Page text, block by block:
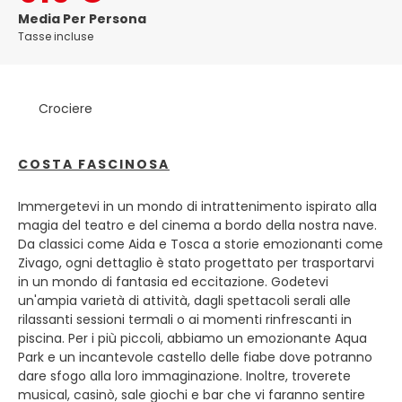
Media Per Persona
Tasse incluse
Crociere
COSTA FASCINOSA
Immergetevi in un mondo di intrattenimento ispirato alla
magia del teatro e del cinema a bordo della nostra nave.
Da classici come Aida e Tosca a storie emozionanti come
Zivago, ogni dettaglio è stato progettato per trasportarvi
in un mondo di fantasia ed eccitazione. Godetevi
un'ampia varietà di attività, dagli spettacoli serali alle
rilassanti sessioni termali o ai momenti rinfrescanti in
piscina. Per i più piccoli, abbiamo un emozionante Aqua
Park e un incantevole castello delle fiabe dove potranno
dare sfogo alla loro immaginazione. Inoltre, troverete
musical, casinò, sale giochi e bar che vi faranno sentire
dell'isola e all'esclusiva Costa Smeralda. Nel suo compatto
centro storico, le piazzette ricche di caffè, le eleganti
lungomare e al piccolo ma affascinante centro storico.
costruita tra l'XI e il XII secolo con granito locale, e la
Chiesa di San Paolo con la sua colorata cupola di tegole. Il
Museo Archeologico, situato vicino al porto, offre un
affascinante spaccato del passato di Olbia, con reperti e
testimonianze delle epoche fenicia, greca e romana che
un tempo caratterizzavano questo porto strategico.
Olghi è anche la base perfetta per gli amanti del mare. A
breve distanza in auto troverete una serie di splendide
calette e lunghe distese di sabbia come Pittulongu, Porto
Istana, Cala Brandinchi e Lu Impostu, tutte bagnate da